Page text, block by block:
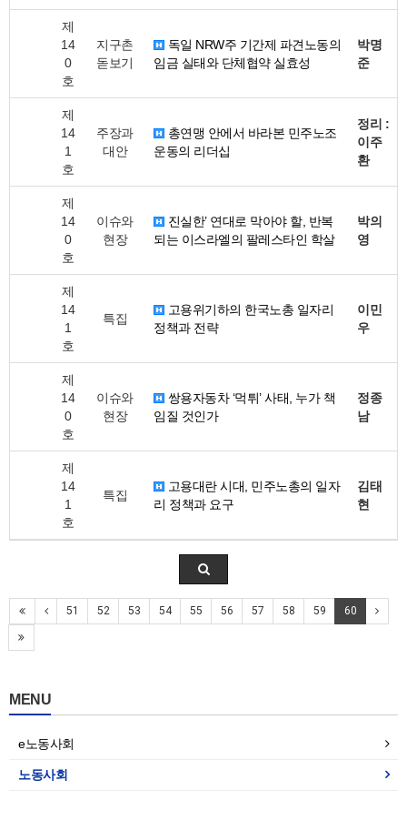
제
14
0
호
지구촌
돋보기
독일 NRW주 기간제 파견노동의
임금 실태와 단체협약 실효성
박명
준
제
14
1
호
주장과
대안
총연맹 안에서 바라본 민주노조
운동의 리더십
정리 :
이주
환
제
14
0
호
이슈와
현장
진실한’ 연대로 막아야 할, 반복
되는 이스라엘의 팔레스타인 학살
박의
영
제
14
1
호
특집
고용위기하의 한국노총 일자리
정책과 전략
이민
우
제
14
0
호
이슈와
현장
쌍용자동차 ‘먹튀’ 사태, 누가 책
임질 것인가
정종
남
제
14
1
호
특집
고용대란 시대, 민주노총의 일자
리 정책과 요구
김태
현
51 52 53 54 55 56 57 58 59 60
MENU
e노동사회
노동사회